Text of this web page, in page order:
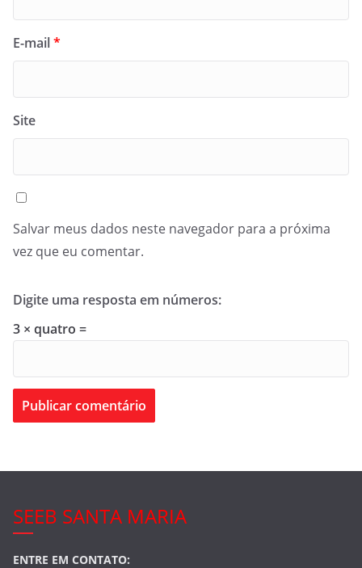
E-mail*
Site
Salvar meus dados neste navegador para a próxima
vez que eu comentar.
Digite uma resposta em números:
3 × quatro =
SEEB SANTA MARIA
ENTRE EM CONTATO: